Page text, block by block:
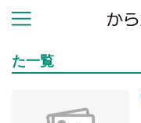
た一覧